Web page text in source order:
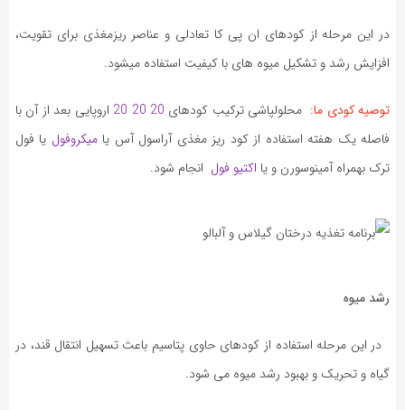
در این مرحله از کودهای ان پی کا تعادلی و عناصر ریزمغذی برای تقویت،
افزایش رشد و تشکیل میوه های با کیفیت استفاده میشود.
توصیه کودی ما: محلولپاشی ترکیب کودهای 20 20 20
اروپایی بعد از آن با
فاصله یک هفته استفاده از کود ریز مغذی آراسول آس یامیکروفول یا فول
ترک بهمراه آمینوسورن و یا اکتیو فول انجام شود.
رشد میوه
در این مرحله استفاده از کودهای حاوی پتاسیم باعث تسهیل انتقال قند، در
گیاه و تحریک و بهبود رشد میوه می شود.